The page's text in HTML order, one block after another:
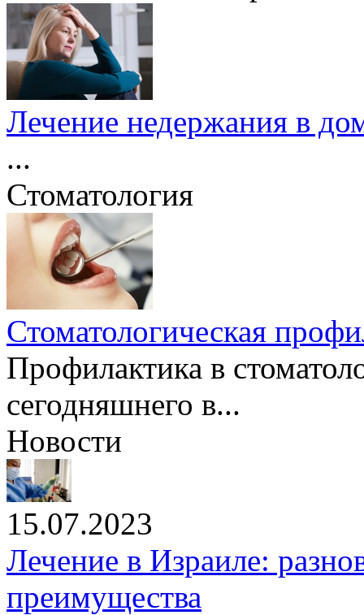
Лечение недержания в
...
Стоматология
Стоматологическая
Профилактика в
сегодняшнего в...
Новости
15.07.2023
Лечение в Израиле:
преимущества